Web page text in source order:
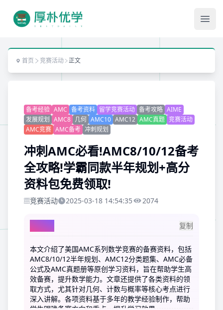
首页 竞赛活动 正文
备考经验 AMC 备考资料 留学竞赛活动 备考攻略 AIME
发展规划
AMC8 几何 AMC10 AMC12 AMC真题 竞赛活动
AMC竞赛 AMC备考 冲刺规划
冲刺AMC必看!AMC8/10/12备考
全攻略!学霸同款半年规划+高分
资料包免费领取!
竞赛活动 2025-03-18 14:54:35 2074
AI总结 复制
本文介绍了美国AMC系列数学竞赛的备赛资料，包括
AMC8/10/12半年规划、AMC12分类题集、AMC必备
公式及AMC真题册等原创学习资料，旨在帮助学生高
效备赛，提升数学能力。文章还提供了各类资料的领
取方式，尤其针对几何、计数与概率等核心考点进行
深入讲解。各项资料基于多年的教学经验制作，帮助